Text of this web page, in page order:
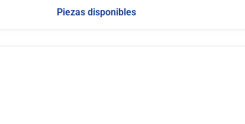
Piezas disponibles